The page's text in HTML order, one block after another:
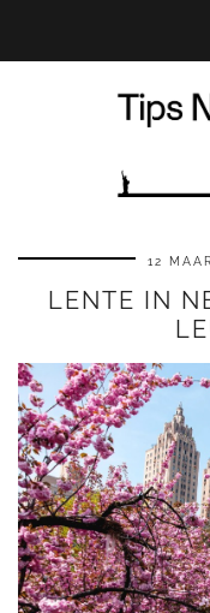
12
LENTE IN